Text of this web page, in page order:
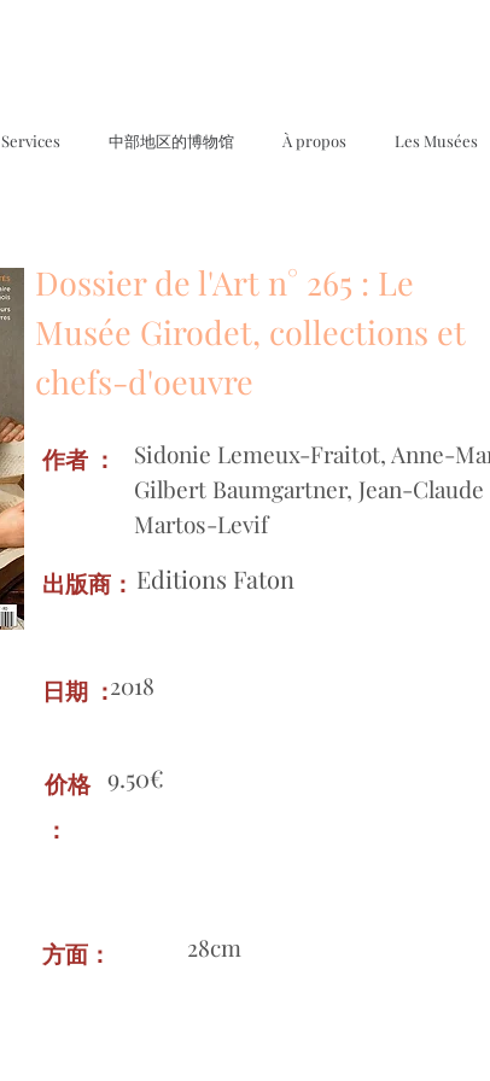
Services 中部地区的博物馆 À propos Les Musées
Dossier de l'Art n° 265 : Le
Musée Girodet, collections et
chefs-d'oeuvre
作者 ：
Sidonie Lemeux-Fraitot, Anne-
Gilbert Baumgartner, Jean-
Martos-Levif
Editions Faton
出版商：
2018
日期 ：
9.50€
价格
：
28cm
方面：